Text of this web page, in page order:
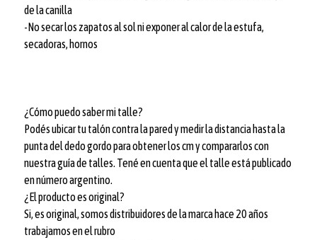
de la canilla
-No secar los zapatos al sol ni exponer al calor de la estufa,
secadoras, hornos
¿Cómo puedo saber mi talle?
Podés ubicar tu talón contra la pared y medir la distancia hasta la
punta del dedo gordo para obtener los cm y compararlos con
nuestra guía de talles. Tené en cuenta que el talle está publicado
en número argentino.
¿El producto es original?
Si, es original, somos distribuidores de la marca hace 20 años
trabajamos en el rubro